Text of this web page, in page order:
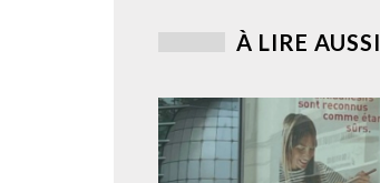
À LIRE AUSSI